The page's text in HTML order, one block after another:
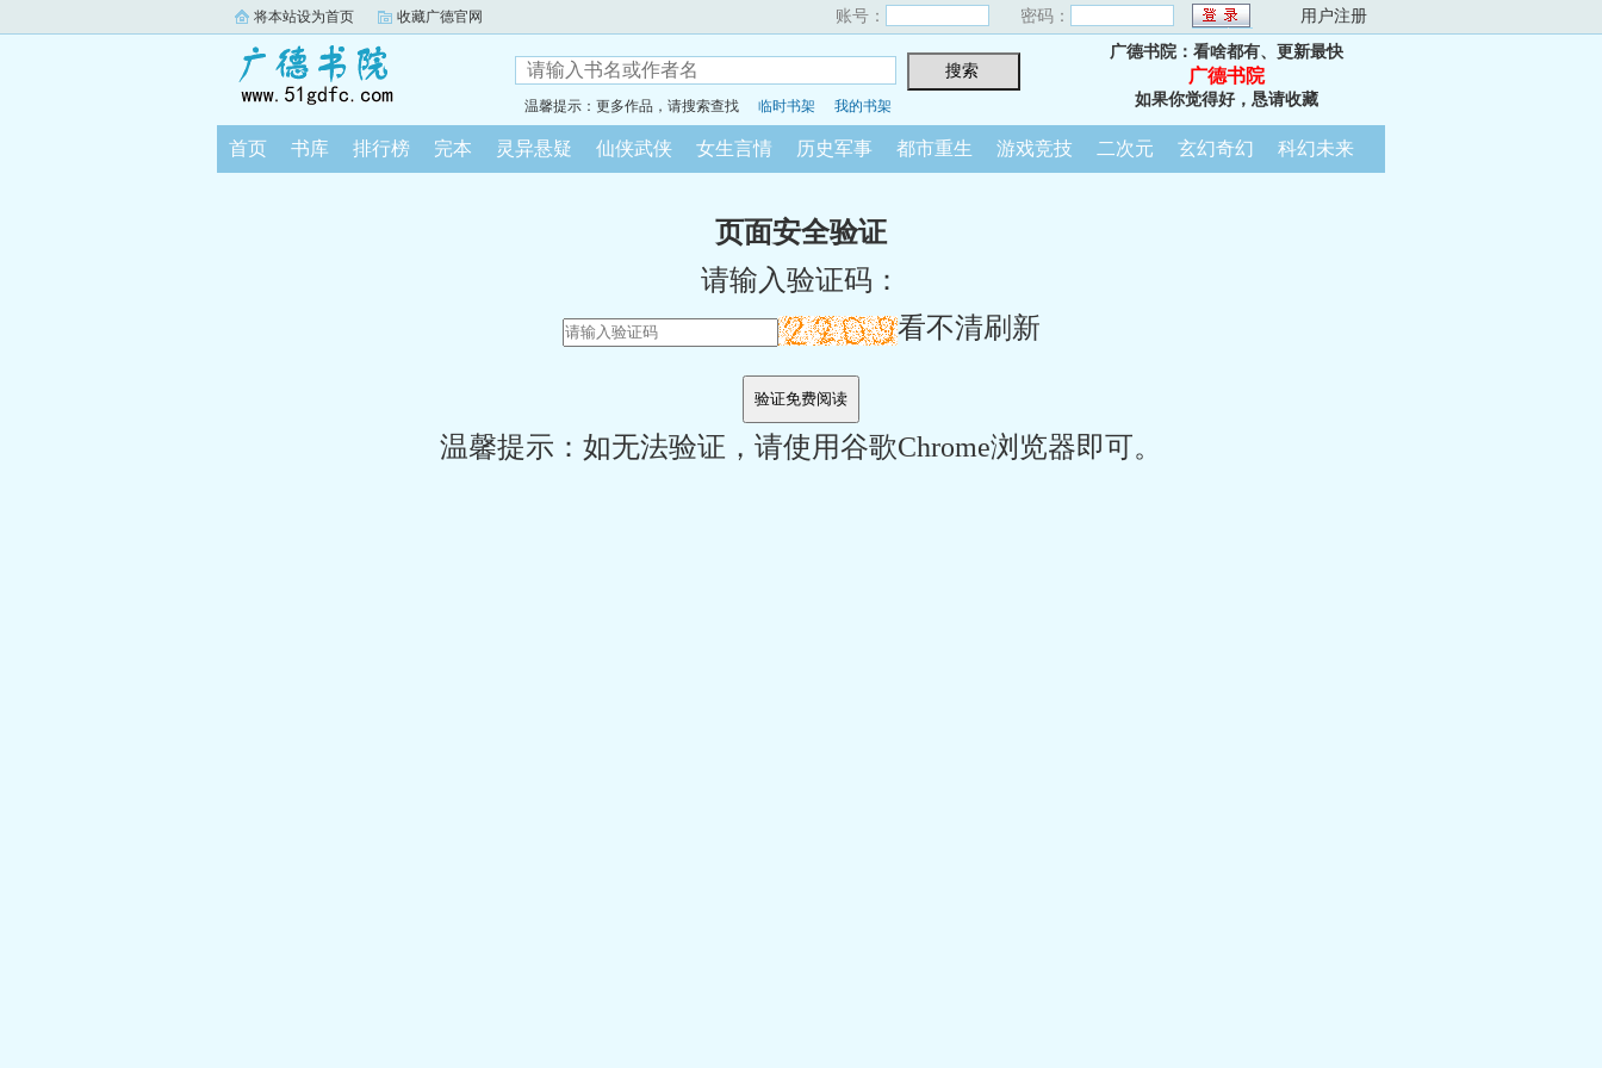
将本站设为首页 收藏广德官网 账号： 密码： 用户注册
温馨提示：更多作品，请搜索查找 临时书架 我的书架
广德书院：看啥都有、更新最快
广德书院
如果你觉得好，恳请收藏
首页 书库 排行榜 完本 灵异悬疑 仙侠武侠 女生言情 历史军事 都市重生 游戏竞技 二次元 玄幻奇幻 科幻未来
页面安全验证
请输入验证码：
看不清刷新
温馨提示：如无法验证，请使用谷歌Chrome浏览器即可。